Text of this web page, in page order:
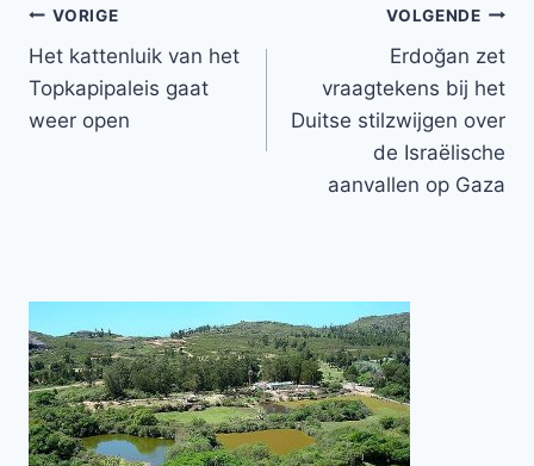
Bericht
navigatie
VORIGE
Het kattenluik van het
Topkapipaleis gaat
weer open
VOLGENDE
Erdoğan zet
vraagtekens bij het
Duitse stilzwijgen over
de Israëlische
aanvallen op Gaza